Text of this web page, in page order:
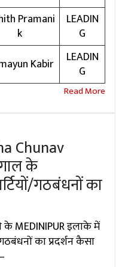
Pramani
k
LEADIN
G
Kabir
LEADIN
G
Chunav
के
गठबंधनों का
के MEDINIPUR इलाके में
का प्रदर्शन कैसा